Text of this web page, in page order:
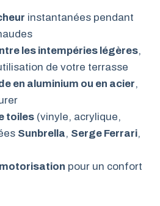
instantanées pendant
les intempéries légères,
de votre terrasse
en aluminium ou en acier,
toiles (vinyle, acrylique,
Sunbrella, Serge Ferrari,
pour un confort